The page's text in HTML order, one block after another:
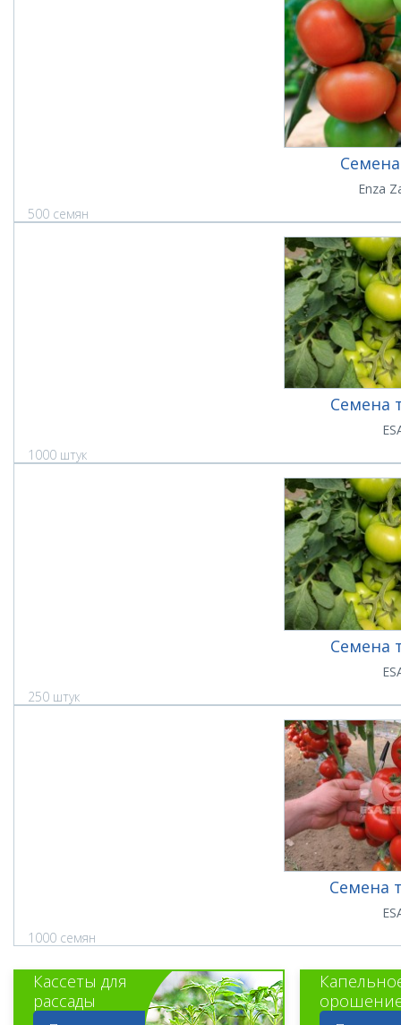
Enza
500 семян
Семена
1000 штук
Семена
250 штук
Семена
1000 семян
Кассеты для
рассады